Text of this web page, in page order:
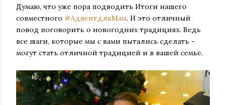
Думаю, что уже пора подводить Итоги нашего
совместного #АдвентдляМам. И это отличный
повод поговорить о новогодних традициях. Ведь
все шаги, которые мы с вами пытались сделать -
могут стать отличной традицией и в вашей семье.